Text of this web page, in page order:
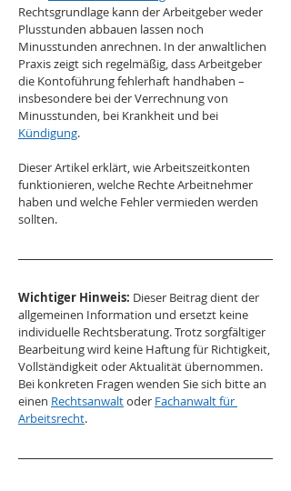
Rechtsgrundlage kann der Arbeitgeber weder
Plusstunden abbauen lassen noch
Minusstunden anrechnen. In der anwaltlichen
Praxis zeigt sich regelmäßig, dass Arbeitgeber
die Kontoführung fehlerhaft handhaben –
insbesondere bei der Verrechnung von
Minusstunden, bei Krankheit und bei
Kündigung.
Dieser Artikel erklärt, wie Arbeitszeitkonten
funktionieren, welche Rechte Arbeitnehmer
haben und welche Fehler vermieden werden
sollten.
Wichtiger Hinweis: Dieser Beitrag dient der
allgemeinen Information und ersetzt keine
individuelle Rechtsberatung. Trotz sorgfältiger
Bearbeitung wird keine Haftung für Richtigkeit,
Vollständigkeit oder Aktualität übernommen.
Bei konkreten Fragen wenden Sie sich bitte an
einen Rechtsanwalt oder Fachanwalt für
Arbeitsrecht.